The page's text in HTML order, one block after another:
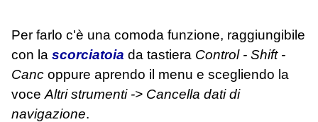
Per farlo c'è una comoda funzione, raggiungibile
con la scorciatoia da tastiera Control - Shift -
Canc oppure aprendo il menu e scegliendo la
voce Altri strumenti -> Cancella dati di
navigazione.